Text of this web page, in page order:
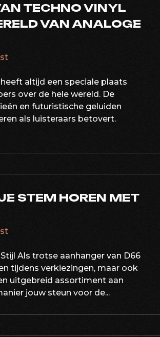
TECHNO VINYL
VAN ANALOGE
altijd een speciale plaats
over de hele wereld. De
en futuristische geluiden
als luisteraars betovert.
STEM HOREN MET
Als trotse aanhanger van D66
tijdens verkiezingen, maar ook
uitgebreid assortiment aan
jouw steun voor de...